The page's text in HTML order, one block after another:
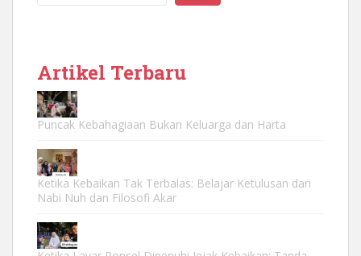
Artikel Terbaru
Puncak Kebahagiaan Bukan Keluarga dan Harta
Ketika Kebaikan Tak Terbalas: Belajar Ketulusan dari
Nabi Nuh dan Filosofi Akar